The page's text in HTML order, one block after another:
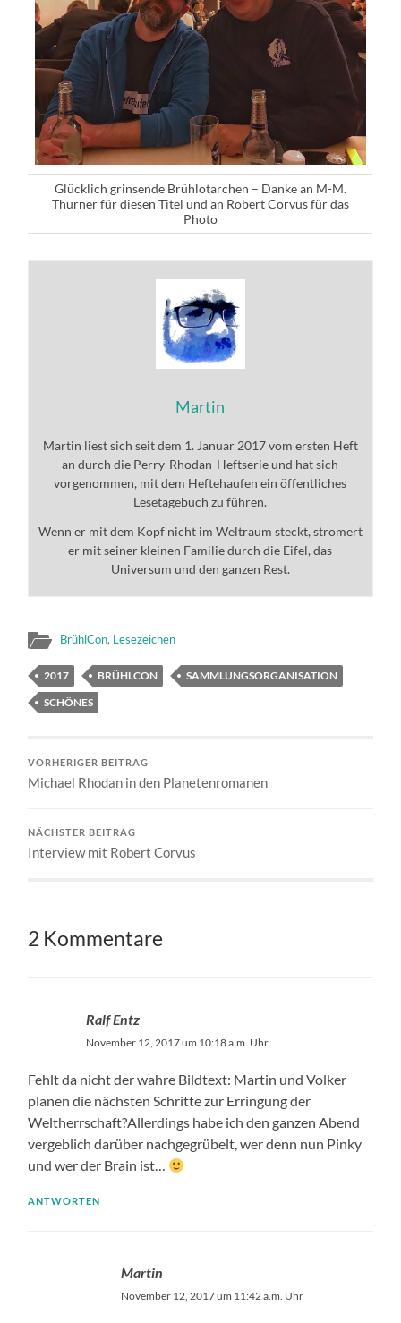
Glücklich grinsende Brühlotarchen – Danke an M-M.
Thurner für diesen Titel und an Robert Corvus für das
Photo
Martin
Martin liest sich seit dem 1. Januar 2017 vom ersten Heft
an durch die Perry-Rhodan-Heftserie und hat sich
vorgenommen, mit dem Heftehaufen ein öffentliches
Lesetagebuch zu führen.
Wenn er mit dem Kopf nicht im Weltraum steckt, stromert
er mit seiner kleinen Familie durch die Eifel, das
Universum und den ganzen Rest.
BrühlCon, Lesezeichen
2017 BRÜHLCON
SAMMLUNGSORGANISATION
SCHÖNES
VORHERIGER BEITRAG
Michael Rhodan in den Planetenromanen
NÄCHSTER BEITRAG
Interview mit Robert Corvus
2 Kommentare
Ralf Entz
November 12, 2017 um 10:18 a.m. Uhr
Fehlt da nicht der wahre Bildtext: Martin und Volker
planen die nächsten Schritte zur Erringung der
Weltherrschaft?Allerdings habe ich den ganzen Abend
vergeblich darüber nachgegrübelt, wer denn nun Pinky
und wer der Brain ist…
ANTWORTEN
Martin
November 12, 2017 um 11:42 a.m. Uhr